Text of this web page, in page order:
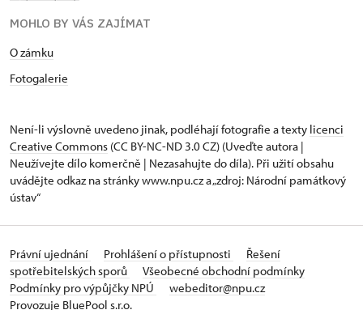
MOHLO BY VÁS ZAJÍMAT
O zámku
Fotogalerie
Není-li výslovně uvedeno jinak, podléhají fotografie a texty licenci
Creative Commons (CC BY-NC-ND 3.0 CZ) (Uveďte autora |
Neužívejte dílo komerčně | Nezasahujte do díla). Při užití obsahu
uvádějte odkaz na stránky www.npu.cz a „zdroj: Národní památkový
ústav“
Právní ujednání Prohlášení o přístupnosti
Řešení
spotřebitelských sporů
Všeobecné obchodní podmínky
Podmínky pro výpůjčky NPÚ
webeditor@npu.cz
Provozuje BluePool s.r.o.